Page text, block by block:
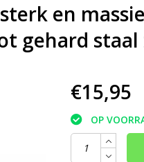
en
gehard staal
€15,95
OP